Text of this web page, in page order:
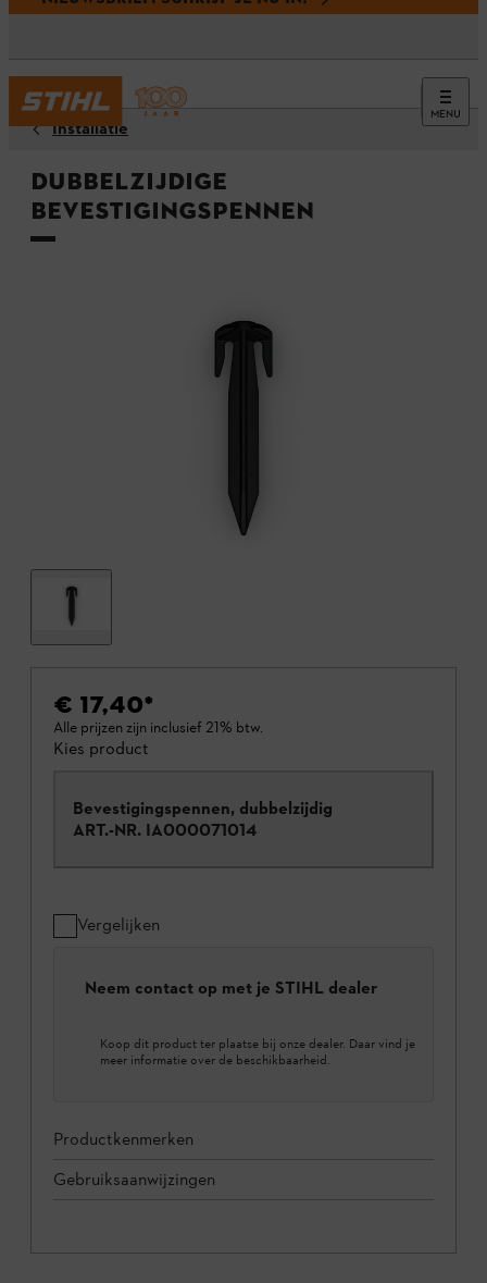
MENU
Installatie
Dubbelzijdige
bevestigingspennen
€ 17,40*
Alle prijzen zijn inclusief 21% btw.
Kies product
Bevestigingspennen, dubbelzijdig
ART.-NR. IA000071014
Vergelijken
Neem contact op met je STIHL dealer
Koop dit product ter plaatse bij onze dealer. Daar vind je
meer informatie over de beschikbaarheid.
Productkenmerken
Gebruiksaanwijzingen